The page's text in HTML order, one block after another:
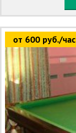
от 600 руб./час